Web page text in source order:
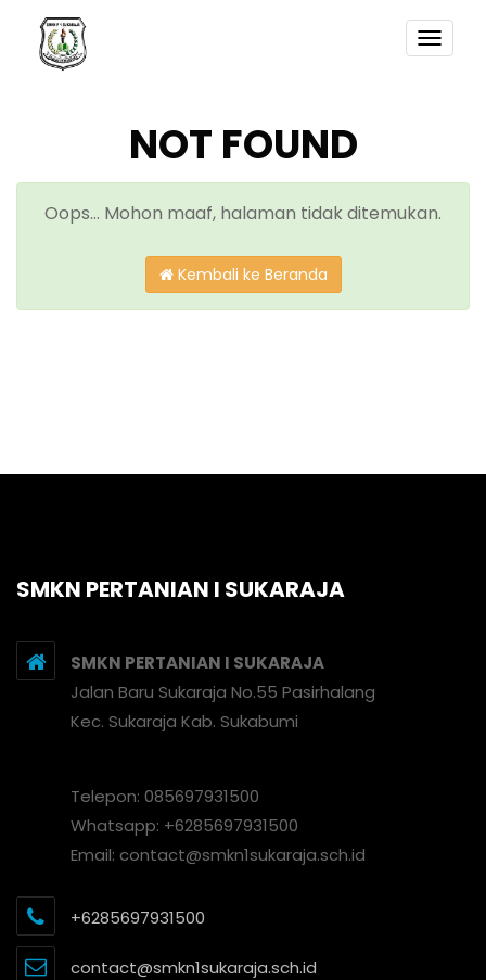
NOT FOUND
Oops... Mohon maaf, halaman tidak ditemukan.
Kembali ke Beranda
SMKN PERTANIAN I SUKARAJA
SMKN PERTANIAN I SUKARAJA
Jalan Baru Sukaraja No.55 Pasirhalang
Kec. Sukaraja Kab. Sukabumi
Telepon: 085697931500
Whatsapp: +6285697931500
Email: contact@smkn1sukaraja.sch.id
+6285697931500
contact@smkn1sukaraja.sch.id